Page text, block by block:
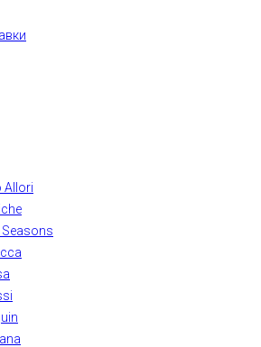
Allori